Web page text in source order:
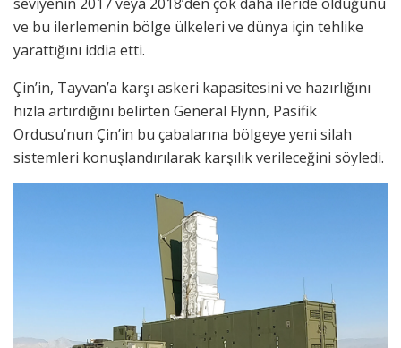
ve bu ilerlemenin bölge ülkeleri ve dünya için tehlike
yarattığını iddia etti.
Çin’in, Tayvan’a karşı askeri kapasitesini ve hazırlığını
hızla artırdığını belirten General Flynn, Pasifik
Ordusu’nun Çin’in bu çabalarına bölgeye yeni silah
sistemleri konuşlandırılarak karşılık verileceğini söyledi.